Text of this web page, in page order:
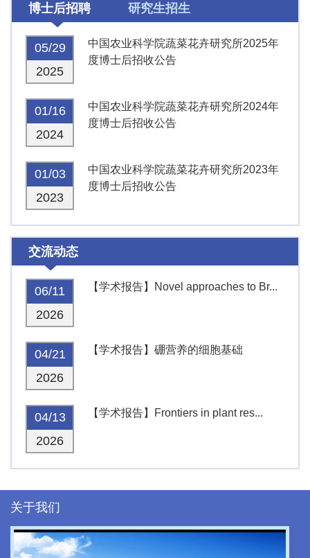
博士后招聘 研究生招生
05/29
2025
中国农业科学院蔬菜花卉研究所2025年
度博士后招收公告
01/16
2024
中国农业科学院蔬菜花卉研究所2024年
度博士后招收公告
01/03
2023
中国农业科学院蔬菜花卉研究所2023年
度博士后招收公告
交流动态
06/11
2026
【学术报告】Novel approaches to Br...
04/21
2026
【学术报告】硼营养的细胞基础
04/13
2026
【学术报告】Frontiers in plant res...
关于我们